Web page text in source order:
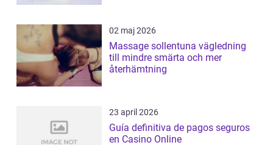
02 maj 2026
Massage sollentuna vägledning
till mindre smärta och mer
återhämtning
23 april 2026
Guía definitiva de pagos seguros
en Casino Online